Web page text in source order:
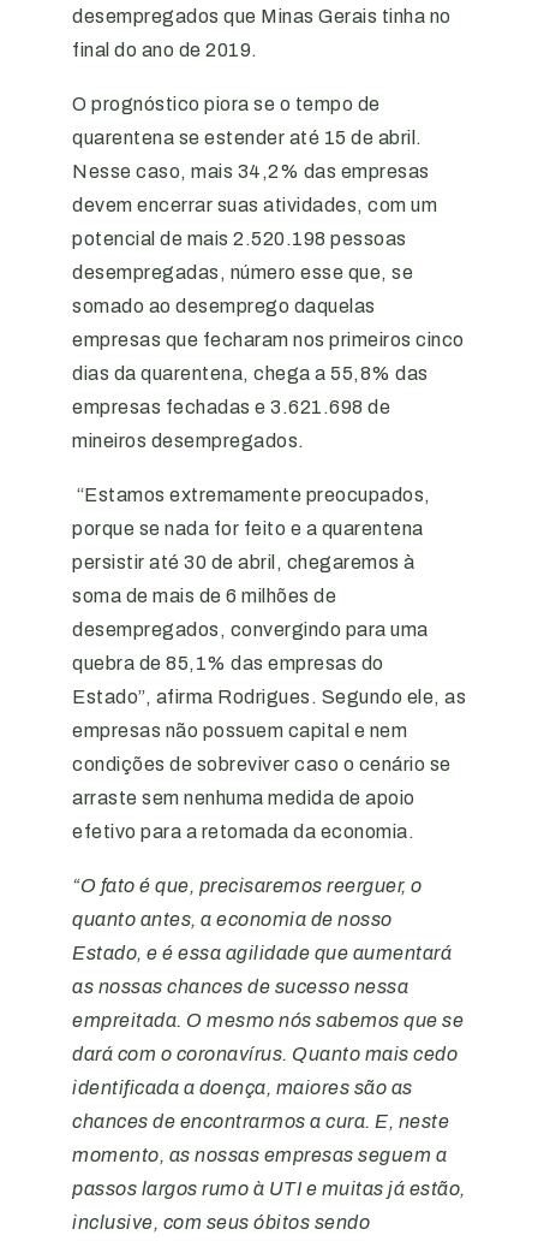
desempregados que Minas Gerais tinha no
final do ano de 2019.
O prognóstico piora se o tempo de
quarentena se estender até 15 de abril.
Nesse caso, mais 34,2% das empresas
devem encerrar suas atividades, com um
potencial de mais 2.520.198 pessoas
desempregadas, número esse que, se
somado ao desemprego daquelas
empresas que fecharam nos primeiros cinco
dias da quarentena, chega a 55,8% das
empresas fechadas e 3.621.698 de
mineiros desempregados.
“Estamos extremamente preocupados,
porque se nada for feito e a quarentena
persistir até 30 de abril, chegaremos à
soma de mais de 6 milhões de
desempregados, convergindo para uma
quebra de 85,1% das empresas do
Estado”, afirma Rodrigues. Segundo ele, as
empresas não possuem capital e nem
condições de sobreviver caso o cenário se
arraste sem nenhuma medida de apoio
efetivo para a retomada da economia.
“O fato é que, precisaremos reerguer, o
quanto antes, a economia de nosso
Estado, e é essa agilidade que aumentará
as nossas chances de sucesso nessa
empreitada. O mesmo nós sabemos que se
dará com o coronavírus. Quanto mais cedo
identificada a doença, maiores são as
chances de encontrarmos a cura. E, neste
momento, as nossas empresas seguem a
passos largos rumo à UTI e muitas já estão,
inclusive, com seus óbitos sendo